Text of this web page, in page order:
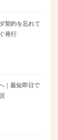
契約を忘れて
発行
｜最短即日で